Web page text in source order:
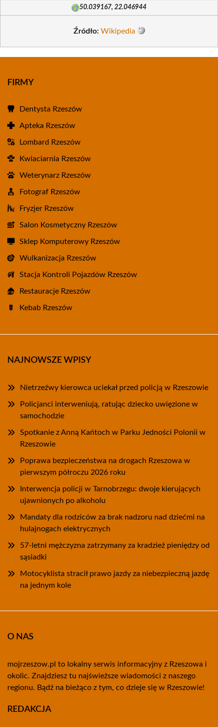
50.039167, 22.046944
Źródło: Wikipedia
FIRMY
Dentysta Rzeszów
Apteka Rzeszów
Lombard Rzeszów
Kwiaciarnia Rzeszów
Weterynarz Rzeszów
Fotograf Rzeszów
Fryzjer Rzeszów
Salon Kosmetyczny Rzeszów
Sklep Komputerowy Rzeszów
Wulkanizacja Rzeszów
Stacja Kontroli Pojazdów Rzeszów
Restauracje Rzeszów
Kebab Rzeszów
NAJNOWSZE WPISY
Nietrzeźwy kierowca uciekał przed policją w Rzeszowie
Policjanci interweniują, ratując dziecko uwięzione w
samochodzie
Spotkanie z Anną Kańtoch w Parku Jedności Polonii w
Rzeszowie
Poprawa bezpieczeństwa na drogach Rzeszowa w
pierwszym półroczu 2026 roku
Interwencja policji w Tarnobrzegu: dwoje kierujących
ujawnionych po alkoholu
Mandaty dla rodziców za brak nadzoru nad dziećmi na
hulajnogach elektrycznych
57-letni mężczyzna zatrzymany za kradzież pieniędzy od
sąsiadki
Motocyklista stracił prawo jazdy za niebezpieczną jazdę
na jednym kole
O NAS
mojrzeszow.pl to lokalny serwis informacyjny z Rzeszowa i
okolic. Znajdziesz tu najświeższe wiadomości z naszego
regionu. Bądź na bieżąco z tym, co dzieje się w Rzeszowie!
REDAKCJA